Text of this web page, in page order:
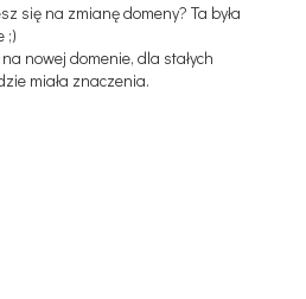
się na zmianę domeny? Ta była
;)
nowej domenie, dla stałych
miała znaczenia.